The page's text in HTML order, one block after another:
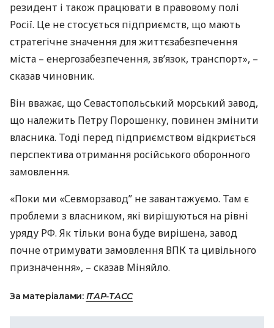
резидент і також працювати в правовому полі
Росії. Це не стосується підприємств, що мають
стратегічне значення для життєзабезпечення
міста – енергозабезпечення, зв’язок, транспорт», –
сказав чиновник.
Він вважає, що Севастопольський морський завод,
що належить Петру Порошенку, повинен змінити
власника. Тоді перед підприємством відкриється
перспектива отримання російського оборонного
замовлення.
«Поки ми «Севморзавод” не завантажуємо. Там є
проблеми з власником, які вирішуються на рівні
уряду РФ. Як тільки вона буде вирішена, завод
почне отримувати замовлення ВПК та цивільного
призначення», – сказав Міняйло.
За матеріалами: ІТАР-ТАСС